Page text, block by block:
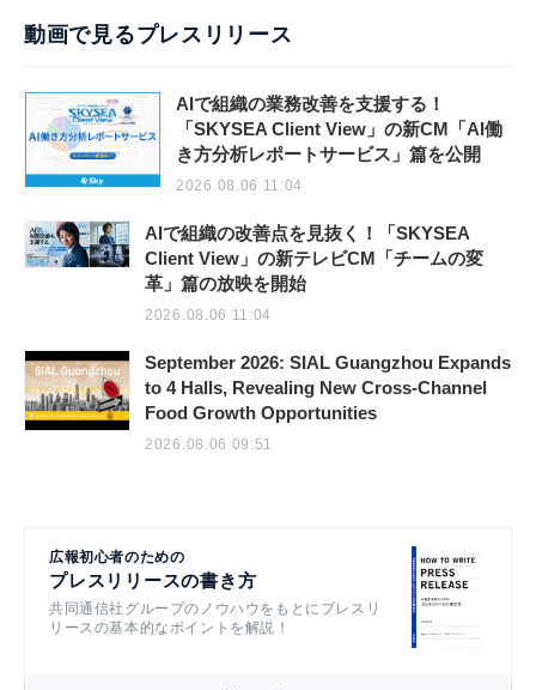
動画で見るプレスリリース
AIで組織の業務改善を支援する！
「SKYSEA Client View」の新CM「AI働
き方分析レポートサービス」篇を公開
2026.08.06 11:04
AIで組織の改善点を見抜く！「SKYSEA
Client View」の新テレビCM「チームの変
革」篇の放映を開始
2026.08.06 11:04
September 2026: SIAL Guangzhou Expands
to 4 Halls, Revealing New Cross-Channel
Food Growth Opportunities
2026.08.06 09:51
広報初心者のための
プレスリリースの書き方
共同通信社グループのノウハウをもとにプレスリ
リースの基本的なポイントを解説！